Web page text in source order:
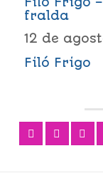
fralda
12 de
Filó Frigo